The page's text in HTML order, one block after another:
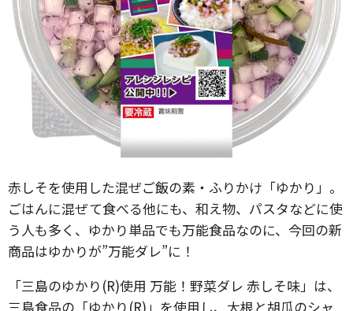
赤しそを使用した混ぜご飯の素・ふりかけ「ゆかり」。
ごはんに混ぜて食べる他にも、和え物、パスタなどに使
う人も多く、ゆかり単品でも万能食品なのに、今回の新
商品はゆかりが”万能ダレ”に！
「三島のゆかり(R)使用 万能！野菜ダレ 赤しそ味」は、
三島食品の「ゆかり(R)」を使用し、大根と胡瓜のシャ